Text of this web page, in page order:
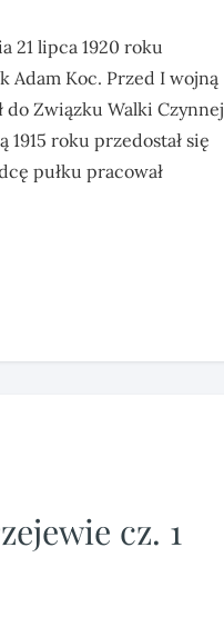
21 lipca 1920 roku
Adam Koc. Przed I wojną
do Związku Walki Czynnej
roku przedostał się
pułku pracował
cz. 1